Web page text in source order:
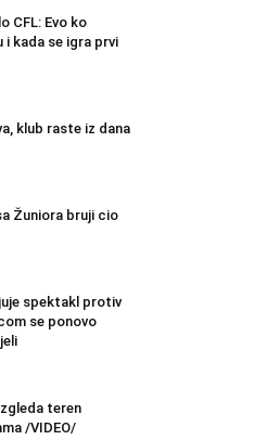
CFL: Evo ko
i kada se igra prvi
klub raste iz dana
Žuniora bruji cio
spektakl protiv
se ponovo
teren
/VIDEO/